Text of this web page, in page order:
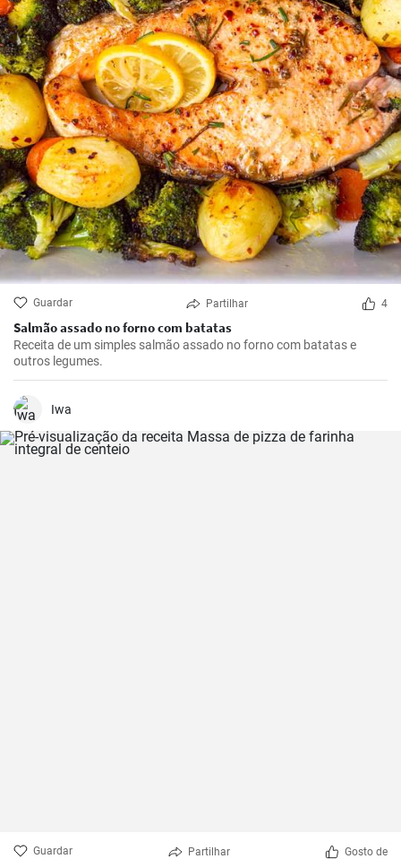
Guardar Partilhar 4
Salmão assado no forno com batatas
Receita de um simples salmão assado no forno com batatas e
outros legumes.
Iwa
Guardar Partilhar Gosto de